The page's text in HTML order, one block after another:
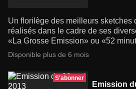
Un florilège des meilleurs sketches
réalisés dans le cadre de ses
«La Grosse Emission» ou «52
Disponible plus de 6 mois
S'abonner
Emission